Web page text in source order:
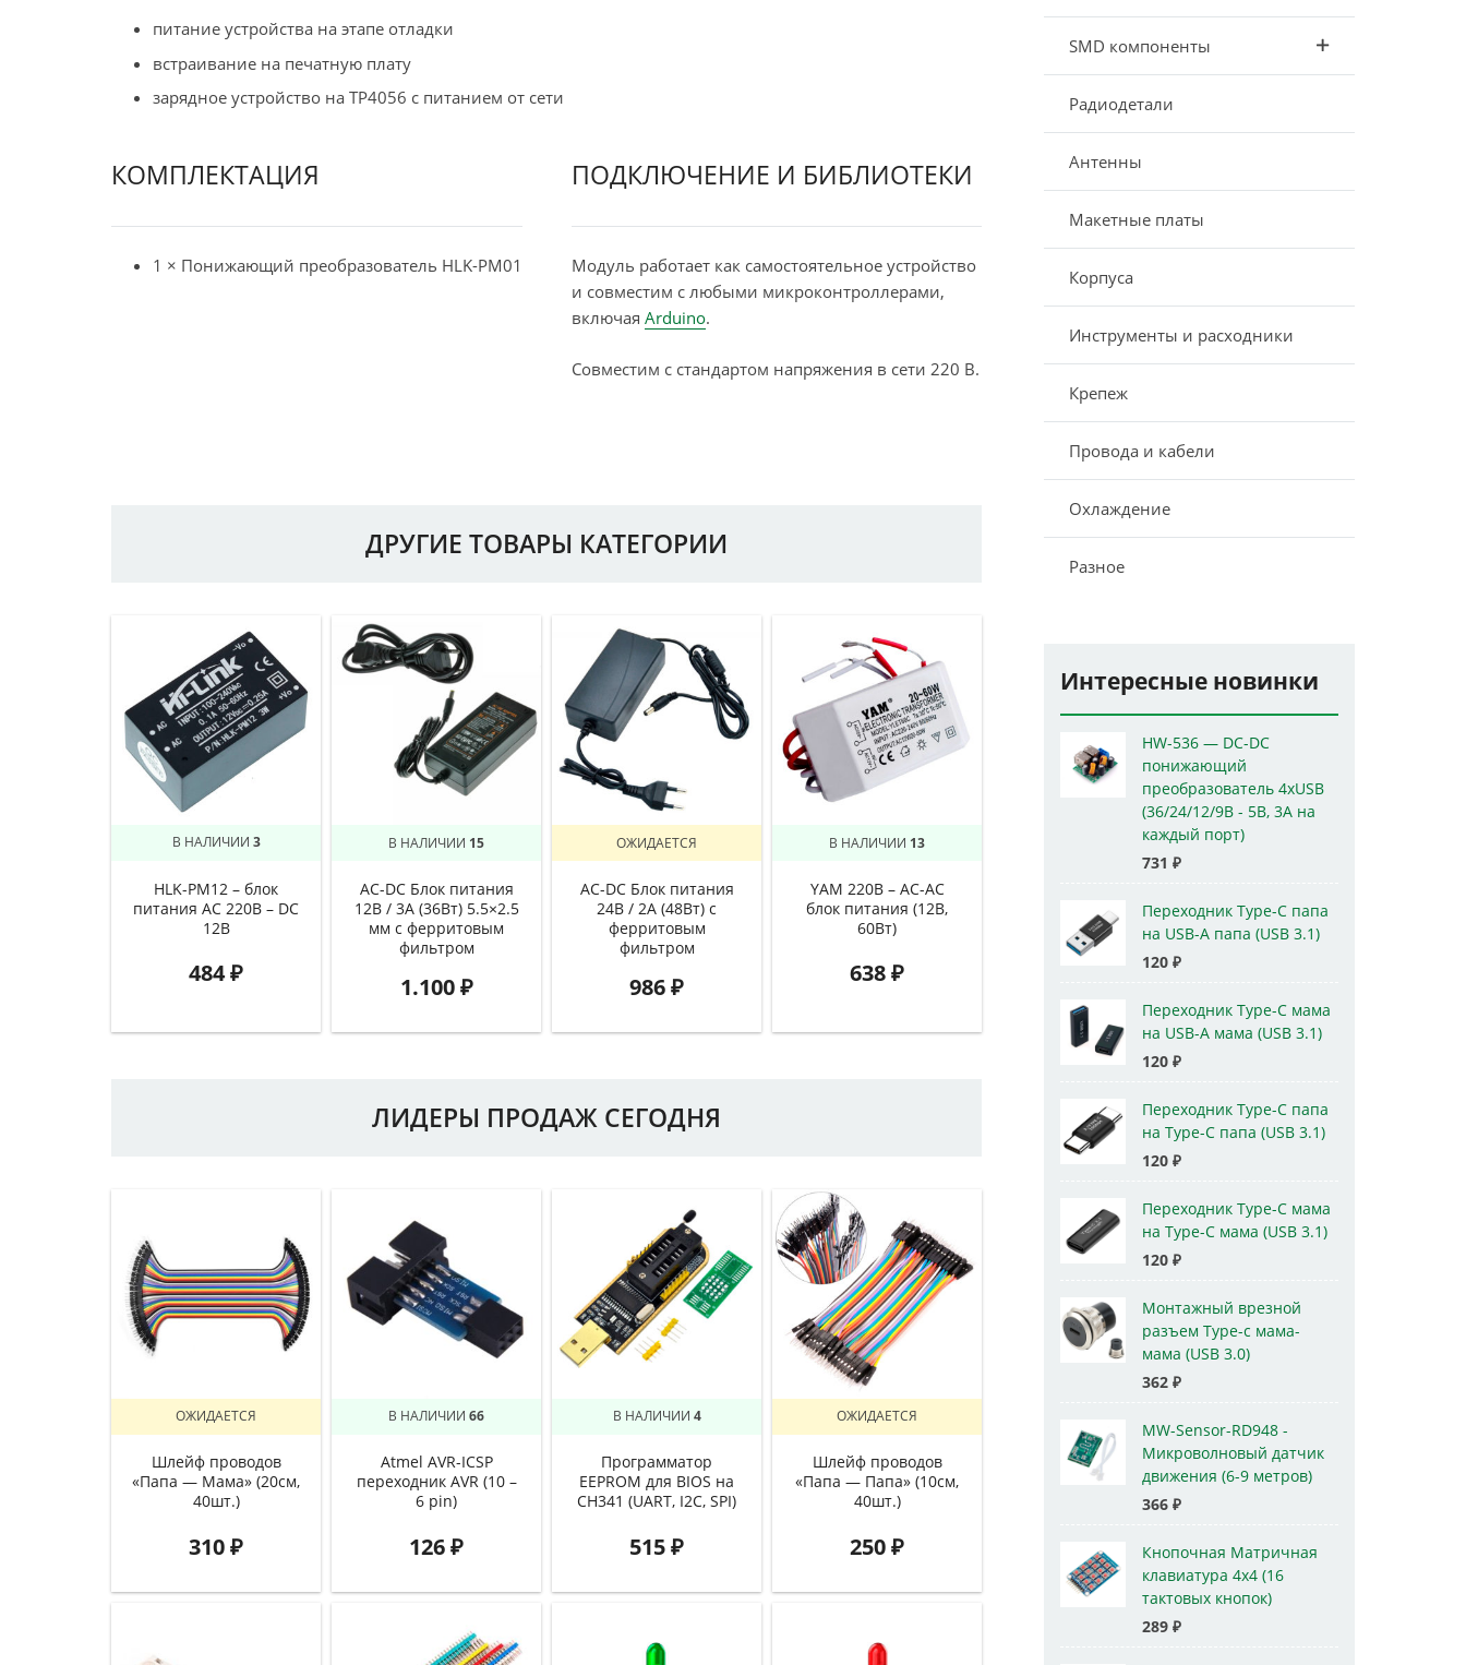
питание устройства на этапе отладки
встраивание на печатную плату
зарядное устройство на TP4056 с питанием от сети
КОМПЛЕКТАЦИЯ
1 × Понижающий преобразователь HLK-PM01
ПОДКЛЮЧЕНИЕ И БИБЛИОТЕКИ
Модуль работает как самостоятельное устройство
и совместим с любыми микроконтроллерами,
включая Arduino.
Совместим с стандартом напряжения в сети 220 В.
ДРУГИЕ ТОВАРЫ КАТЕГОРИИ
В НАЛИЧИИ 3
HLK-PM12 – блок
питания AC 220В – DC
12В
484₽
В НАЛИЧИИ 15
AC-DC Блок питания
12В / 3А (36Вт) 5.5×2.5
мм с ферритовым
фильтром
1.100₽
ОЖИДАЕТСЯ
AC-DC Блок питания
24В / 2А (48Вт) с
ферритовым
фильтром
986₽
В НАЛИЧИИ 13
YAM 220В – AC-AC
блок питания (12В,
60Вт)
638₽
ЛИДЕРЫ ПРОДАЖ СЕГОДНЯ
ОЖИДАЕТСЯ
Шлейф проводов
«Папа — Мама» (20см,
40шт.)
310₽
В НАЛИЧИИ 66
Atmel AVR-ICSP
переходник AVR (10 –
6 pin)
126₽
В НАЛИЧИИ 4
Программатор
EEPROM для BIOS на
CH341 (UART, I2C, SPI)
515₽
ОЖИДАЕТСЯ
Шлейф проводов
«Папа — Папа» (10см,
40шт.)
250₽
SMD компоненты
Радиодетали
Антенны
Макетные платы
Корпуса
Инструменты и расходники
Крепеж
Провода и кабели
Охлаждение
Разное
Интересные новинки
HW-536 — DC-DC
понижающий
преобразователь 4xUSB
(36/24/12/9В - 5В, 3А на
каждый порт)
731 ₽
Переходник Type-C папа
на USB-A папа (USB 3.1)
120 ₽
Переходник Type-C мама
на USB-A мама (USB 3.1)
120 ₽
Переходник Type-C папа
на Type-C папа (USB 3.1)
120 ₽
Переходник Type-C мама
на Type-C мама (USB 3.1)
120 ₽
Монтажный врезной
разъем Type-c мама-
мама (USB 3.0)
362 ₽
MW-Sensor-RD948 -
Микроволновый датчик
движения (6-9 метров)
366 ₽
Кнопочная Матричная
клавиатура 4x4 (16
тактовых кнопок)
289 ₽